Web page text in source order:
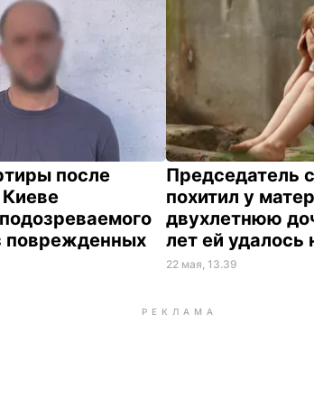
после
поврежденных
Председатель
похитил у
двухлетнюю
лет ей удалось
22 мая, 13.39
РЕКЛАМА